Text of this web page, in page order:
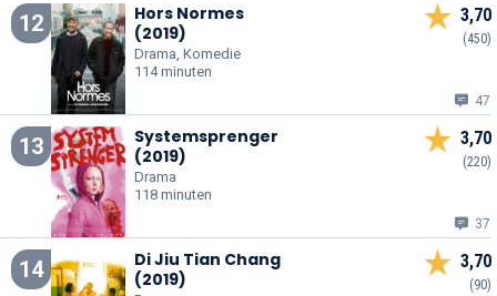
12
Hors Normes
(2019)
Drama, Komedie
114 minuten
3,70
(450)
47
13
Systemsprenger
(2019)
Drama
118 minuten
3,70
(220)
37
14
Di Jiu Tian Chang
(2019)
3,70
(90)